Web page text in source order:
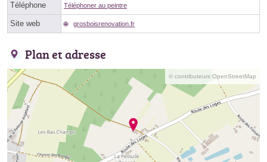
Téléphone Téléphoner au peintre
Site web grosboisrenovation.fr
Plan et adresse
© contributeurs OpenStreetMap